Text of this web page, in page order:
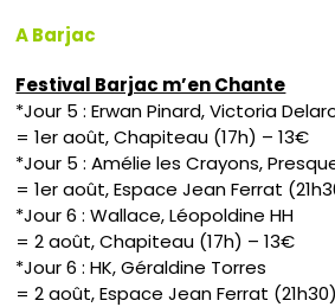
A Barjac
Festival Barjac m’en Chante
*Jour 5 : Erwan Pinard, Victoria
= 1er août, Chapiteau (17h) – 13€
*Jour 5 : Amélie les Crayons,
= 1er août, Espace Jean Ferrat
*Jour 6 : Wallace, Léopoldine HH
= 2 août, Chapiteau (17h) – 13€
*Jour 6 : HK, Géraldine Torres
= 2 août, Espace Jean Ferrat